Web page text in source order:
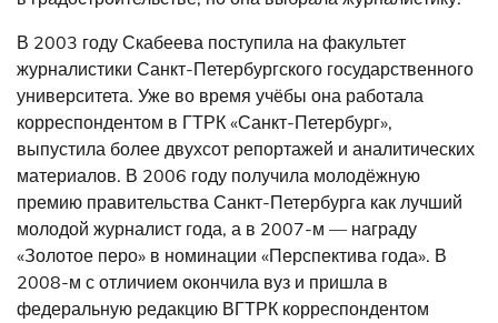
В 2003 году Скабеева поступила на факультет
журналистики Санкт-Петербургского государственного
университета. Уже во время учёбы она работала
корреспондентом в ГТРК «Санкт-Петербург»,
выпустила более двухсот репортажей и аналитических
материалов. В 2006 году получила молодёжную
премию правительства Санкт-Петербурга как лучший
молодой журналист года, а в 2007-м — награду
«Золотое перо» в номинации «Перспектива года». В
2008-м с отличием окончила вуз и пришла в
федеральную редакцию ВГТРК корреспондентом